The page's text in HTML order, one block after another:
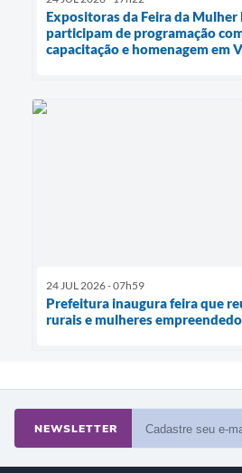
Expositoras da Feira da
participam de programação
capacitação e homenagem em
24 JUL 2026 - 07h59
Prefeitura inaugura feira que
rurais e mulheres
NEWSLETTER